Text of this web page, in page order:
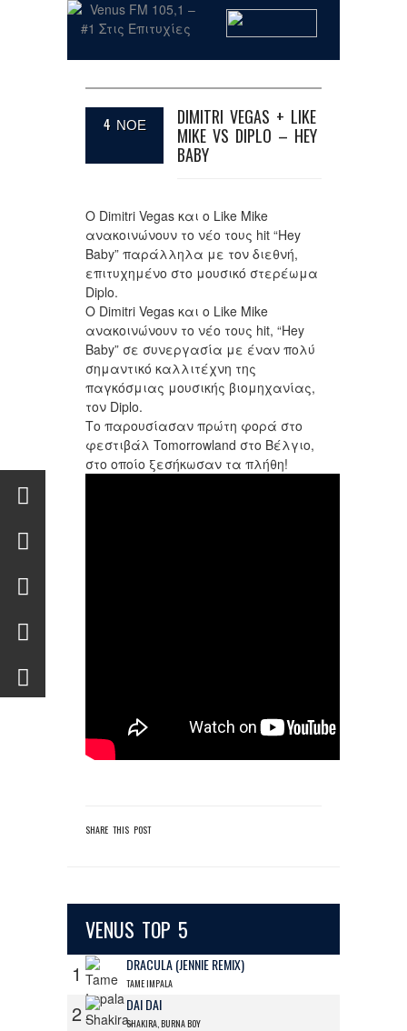
4 ΝΟΕ
DIMITRI VEGAS + LIKE
MIKE VS DIPLO – HEY
BABY
Ο Dimitri Vegas και ο Like Mike
ανακοινώνουν το νέο τους hit “Hey
Baby” παράλληλα με τον διεθνή,
επιτυχημένο στο μουσικό στερέωμα
Diplo.
Ο Dimitri Vegas και o Like Mike
ανακοινώνουν το νέο τους hit, “Hey
Baby” σε συνεργασία με έναν πολύ
σημαντικό καλλιτέχνη της
παγκόσμιας μουσικής βιομηχανίας,
τον Diplo.
Το παρουσίασαν πρώτη φορά στο
φεστιβάλ Tomorrowland στο Βέλγιο,
στο οποίο ξεσήκωσαν τα πλήθη!
SHARE THIS POST
VENUS TOP 5
1 DRACULA (JENNIE REMIX)
TAME IMPALA
2 DAI DAI
SHAKIRA, BURNA BOY